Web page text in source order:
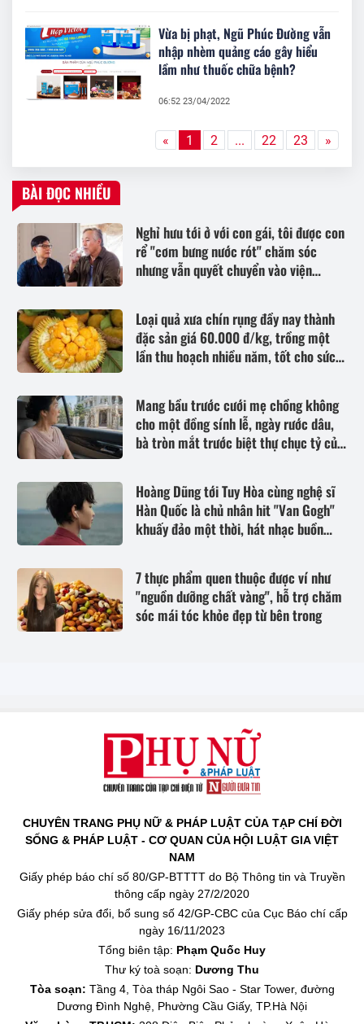
Vừa bị phạt, Ngũ Phúc Đường vẫn
nhập nhèm quảng cáo gây hiểu
lầm như thuốc chữa bệnh?
06:52 23/04/2022
« 1 2 ... 22 23 »
BÀI ĐỌC NHIỀU
Nghỉ hưu tới ở với con gái, tôi được con
rể "cơm bưng nước rót" chăm sóc
nhưng vẫn quyết chuyển vào viện
Loại quả xưa chín rụng đầy nay thành
đặc sản giá 60.000 đ/kg, trồng một
lần thu hoạch nhiều năm, tốt cho sức
Mang bầu trước cưới mẹ chồng không
cho một đồng sính lễ, ngày rước dâu,
bà tròn mắt trước biệt thự chục tỷ của
Hoàng Dũng tới Tuy Hòa cùng nghệ sĩ
Hàn Quốc là chủ nhân hit "Van Gogh"
khuấy đảo một thời, hát nhạc buồn
7 thực phẩm quen thuộc được ví như
"nguồn dưỡng chất vàng", hỗ trợ chăm
sóc mái tóc khỏe đẹp từ bên trong
CHUYÊN TRANG PHỤ NỮ & PHÁP LUẬT CỦA TẠP CHÍ ĐỜI
SỐNG & PHÁP LUẬT - CƠ QUAN CỦA HỘI LUẬT GIA VIỆT
NAM
Giấy phép báo chí số 80/GP-BTTTT do Bộ Thông tin và Truyền
thông cấp ngày 27/2/2020
Giấy phép sửa đổi, bổ sung số 42/GP-CBC của Cục Báo chí cấp
ngày 16/11/2023
Tổng biên tập: Phạm Quốc Huy
Thư ký toà soạn: Dương Thu
Tòa soạn: Tầng 4, Tòa tháp Ngôi Sao - Star Tower, đường
Dương Đình Nghệ, Phường Cầu Giấy, TP.Hà Nội